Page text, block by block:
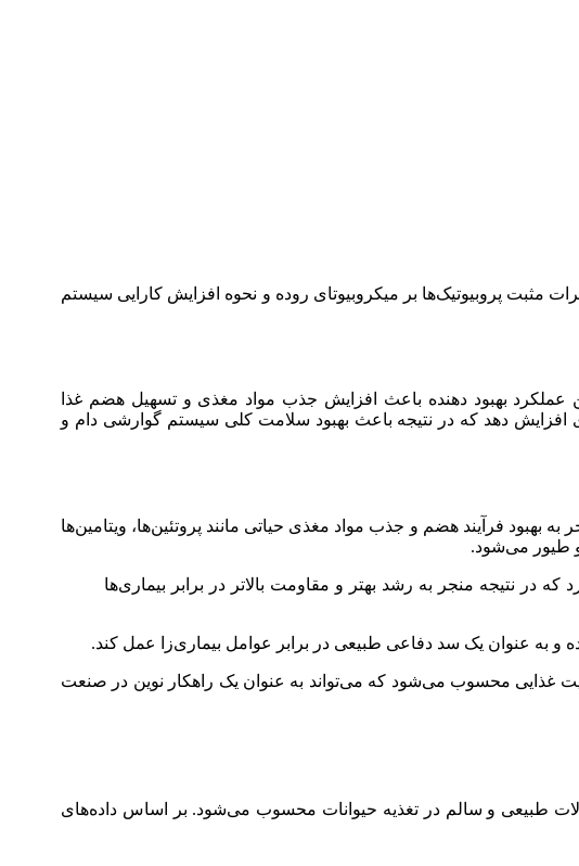
پروبیوتیک‌ها بر میکروبیوتای روده و نحوه افزایش کارایی سیستم
عملکرد بهبود دهنده باعث افزایش جذب مواد مغذی و تسهیل هضم غذا
افزایش دهد که در نتیجه باعث بهبود سلامت کلی سیستم گوارشی دام و
فرآیند هضم و جذب مواد مغذی حیاتی مانند پروتئین‌ها، ویتامین‌ها
طیور می‌شود.
در نتیجه منجر به رشد بهتر و مقاومت بالاتر در برابر بیماری‌ها
و به عنوان یک سد دفاعی طبیعی در برابر عوامل بیماری‌زا عمل کند.
غذایی محسوب می‌شود که می‌تواند به عنوان یک راهکار نوین در صنعت
طبیعی و سالم در تغذیه حیوانات محسوب می‌شود. بر اساس داده‌های